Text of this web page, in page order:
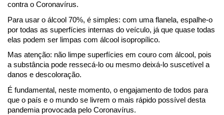
contra o Coronavírus.
Para usar o álcool 70%, é simples: com uma flanela, espalhe-o
por todas as superfícies internas do veículo, já que quase todas
elas podem ser limpas com álcool isopropílico.
Mas atenção: não limpe superfícies em couro com álcool, pois
a substância pode ressecá-lo ou mesmo deixá-lo suscetível a
danos e descoloração.
É fundamental, neste momento, o engajamento de todos para
que o país e o mundo se livrem o mais rápido possível desta
pandemia provocada pelo Coronavírus.